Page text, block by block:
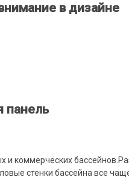
в дизайне
панель
и коммерческих
стенки бассейна все